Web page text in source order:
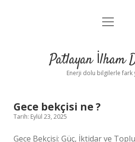
Anasayfa
Yasal Uyarı
menüyü
Patlayan İlham
Enerji dolu bilgilerle fark
Gece bekçisi ne ?
Tarih: Eylül 23, 2025
Gece Bekçisi: Güç, İktidar ve